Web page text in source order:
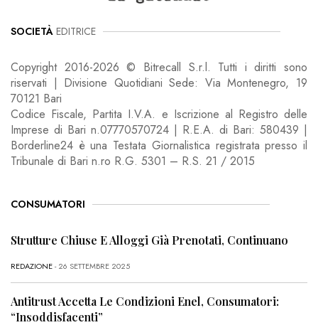
SOCIETÀ EDITRICE
Copyright 2016-2026 © Bitrecall S.r.l. Tutti i diritti sono
riservati | Divisione Quotidiani Sede: Via Montenegro, 19
70121 Bari
Codice Fiscale, Partita I.V.A. e Iscrizione al Registro delle
Imprese di Bari n.07770570724 | R.E.A. di Bari: 580439 |
Borderline24 è una Testata Giornalistica registrata presso il
Tribunale di Bari n.ro R.G. 5301 – R.S. 21 / 2015
CONSUMATORI
Strutture Chiuse E Alloggi Già Prenotati, Continuano
REDAZIONE- 26 SETTEMBRE 2025
Antitrust Accetta Le Condizioni Enel, Consumatori:
“Insoddisfacenti”